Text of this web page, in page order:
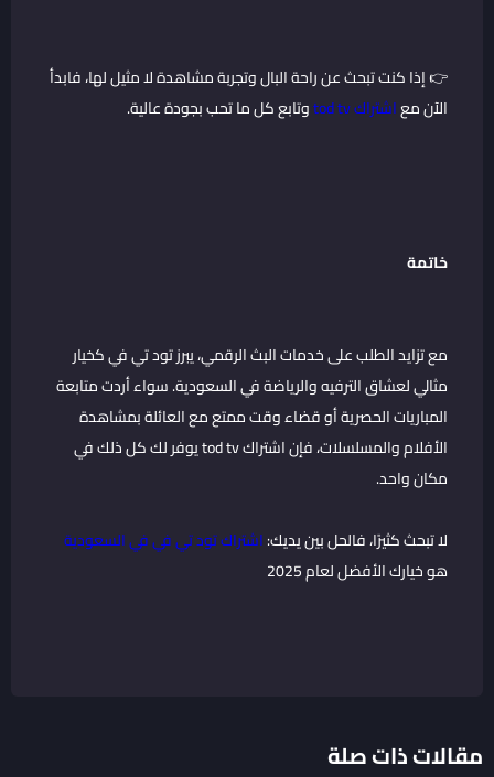
👉 إذا كنت تبحث عن راحة البال وتجربة مشاهدة لا مثيل لها، فابدأ
الآن معاشتراك tod tv وتابع كل ما تحب بجودة عالية.
خاتمة
مع تزايد الطلب على خدمات البث الرقمي، يبرز تود تي في كخيار
مثالي لعشاق الترفيه والرياضة في السعودية. سواء أردت متابعة
المباريات الحصرية أو قضاء وقت ممتع مع العائلة بمشاهدة
الأفلام والمسلسلات، فإن اشتراك tod tv يوفر لك كل ذلك في
مكان واحد.
لا تبحث كثيرًا، فالحل بين يديك:اشتراك تود تي في في السعودية
هو خيارك الأفضل لعام 2025
مقالات ذات صلة